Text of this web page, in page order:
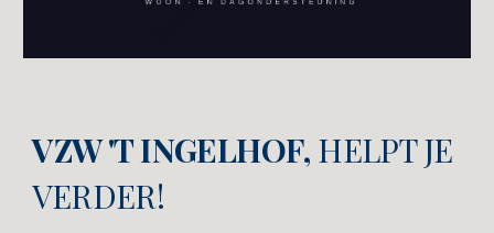
VZW 'T INGELHOF, HELPT JE
VERDER!